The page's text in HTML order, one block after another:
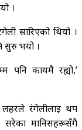
।
सारिएको थियो ।
सुरु भयो ।
पनि कायमै रह्यो,’
लहरले रंगेलीलाई थप
सरेका मानिसहरूसँगै